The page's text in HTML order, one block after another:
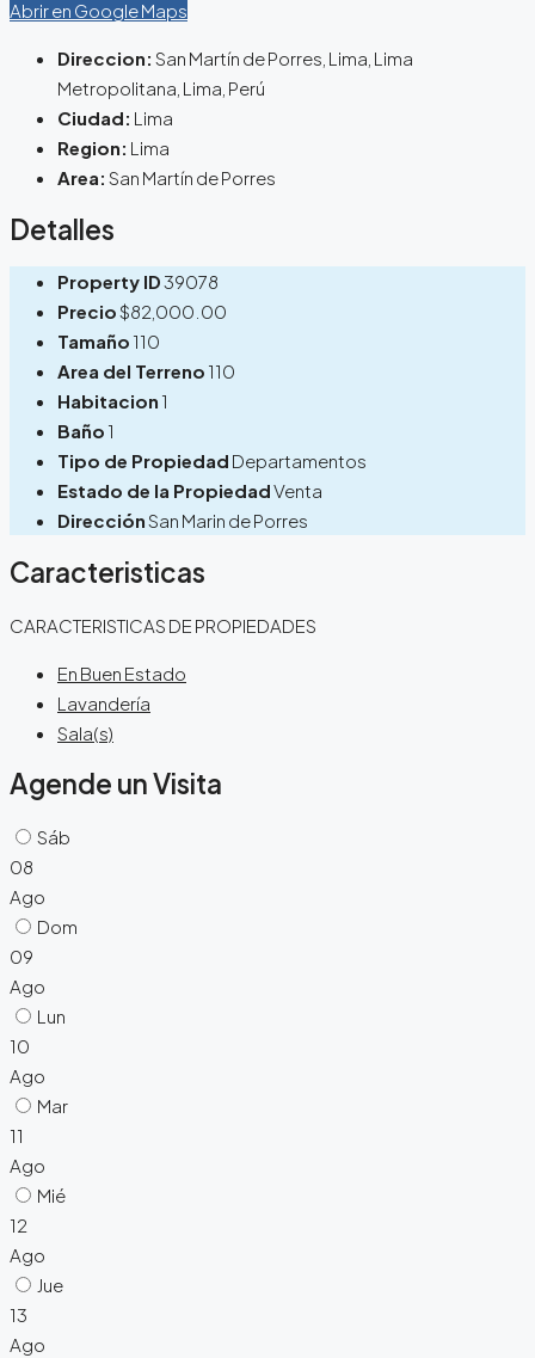
Abrir en Google Maps
Direccion: San Martín de Porres, Lima, Lima
Metropolitana, Lima, Perú
Ciudad: Lima
Region: Lima
Area: San Martín de Porres
Detalles
Property ID39078
Precio$82,000.00
Tamaño 110
Area del Terreno 110
Habitacion 1
Baño 1
Tipo de Propiedad Departamentos
Estado de la PropiedadVenta
DirecciónSan Marin de Porres
Caracteristicas
CARACTERISTICAS DE PROPIEDADES
En Buen Estado
Lavandería
Sala(s)
Agende un Visita
Sáb
08
Ago
Dom
09
Ago
Lun
10
Ago
Mar
11
Ago
Mié
12
Ago
Jue
13
Ago